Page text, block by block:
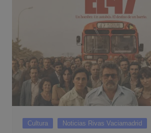
Cultura Noticias Rivas Vaciamadrid